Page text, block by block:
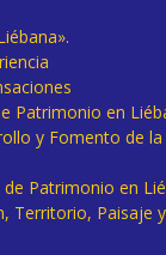
Patrimonio en
y Fomento de la
de Patrimonio en
Territorio, Paisaje